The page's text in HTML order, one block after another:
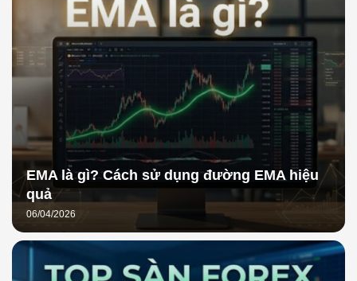
EMA là gì? Cách sử dụng đường EMA hiệu
quả
06/04/2026